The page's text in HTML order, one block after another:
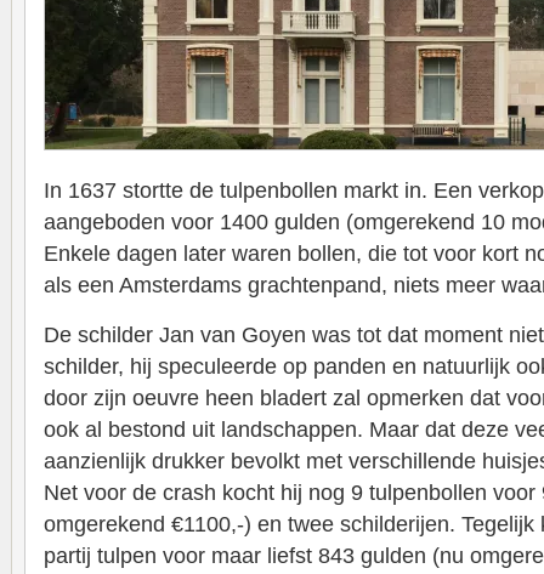
In 1637 stortte de tulpenbollen markt in. Een
aangeboden voor 1400 gulden (omgerekend 10
Enkele dagen later waren bollen, die tot voor kort
als een Amsterdams grachtenpand, niets meer
De schilder Jan van Goyen was tot dat moment
schilder, hij speculeerde op panden en natuurlijk
door zijn oeuvre heen bladert zal opmerken dat
ook al bestond uit landschappen. Maar dat deze
aanzienlijk drukker bevolkt met verschillende
Net voor de crash kocht hij nog 9 tulpenbollen voor
omgerekend €1100,-) en twee schilderijen.
partij tulpen voor maar liefst 843 gulden (nu